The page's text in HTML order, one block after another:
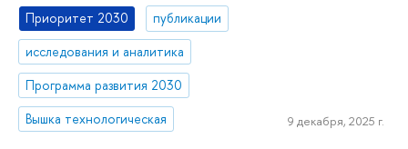
Приоритет 2030
публикации
исследования и аналитика
Программа развития 2030
Вышка технологическая
9 декабря, 2025 г.